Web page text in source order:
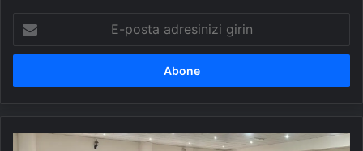
posta
adresinizi
Miryokefalon